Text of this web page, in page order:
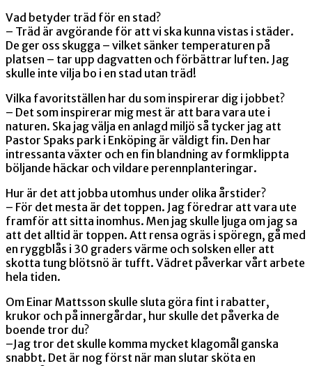
Vad betyder träd för en stad?
– Träd är avgörande för att vi ska kunna vistas i städer.
De ger oss skugga – vilket sänker temperaturen på
platsen – tar upp dagvatten och förbättrar luften. Jag
skulle inte vilja bo i en stad utan träd!
Vilka favoritställen har du som inspirerar dig i jobbet?
– Det som inspirerar mig mest är att bara vara ute i
naturen. Ska jag välja en anlagd miljö så tycker jag att
Pastor Spaks park i Enköping är väldigt fin. Den har
intressanta växter och en fin blandning av formklippta
böljande häckar och vildare perennplanteringar.
Hur är det att jobba utomhus under olika årstider?
– För det mesta är det toppen. Jag föredrar att vara ute
framför att sitta inomhus. Men jag skulle ljuga om jag sa
att det alltid är toppen. Att rensa ogräs i spöregn, gå med
en ryggblås i 30 graders värme och solsken eller att
skotta tung blötsnö är tufft. Vädret påverkar vårt arbete
hela tiden.
Om Einar Mattsson skulle sluta göra fint i rabatter,
krukor och på innergårdar, hur skulle det påverka de
boende tror du?
–Jag tror det skulle komma mycket klagomål ganska
snabbt. Det är nog först när man slutar sköta en